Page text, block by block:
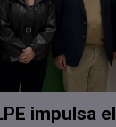
impulsa el